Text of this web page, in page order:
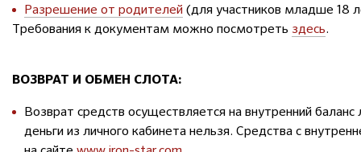
Разрешение от родителей (для участников младше 18
Требования к документам можно посмотреть здесь.
ВОЗВРАТ И ОБМЕН СЛОТА:
Возврат средств осуществляется на внутренний
деньги из личного кабинета нельзя. Средства с